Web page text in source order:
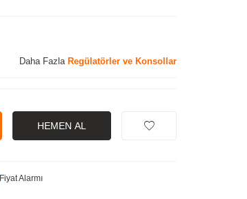
Daha Fazla Regülatörler ve Konsollar
HEMEN AL
Fiyat Alarmı